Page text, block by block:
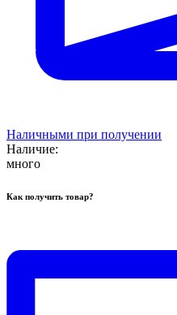
Наличными при получении
Наличие:
много
Как получить товар?